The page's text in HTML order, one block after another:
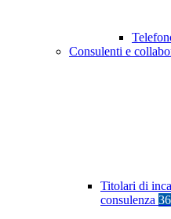
Consulenti e
Titolari di
consulenza 36